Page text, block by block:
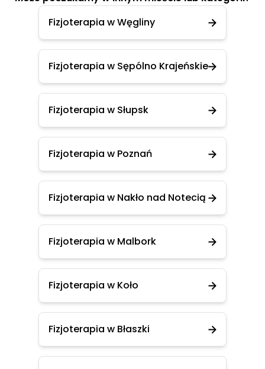
Fizjoterapia w Węgliny
Fizjoterapia w Sępólno Krajeńskie
Fizjoterapia w Słupsk
Fizjoterapia w Poznań
Fizjoterapia w Nakło nad Notecią
Fizjoterapia w Malbork
Fizjoterapia w Koło
Fizjoterapia w Błaszki